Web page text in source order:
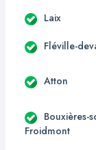
Laix
Fléville-
Atton
Bouxières-
Froidmont